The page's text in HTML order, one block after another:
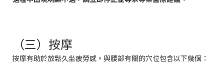
（三）按摩
按摩有助於放鬆久坐疲勞感。與腰部有關的穴位包含以下幾個：